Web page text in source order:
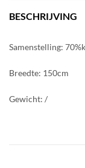
BESCHRIJVING
Samenstelling:
Breedte: 150cm
Gewicht: /